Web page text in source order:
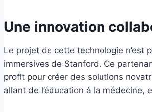
Une innovation
Le projet de cette technologie n’est
immersives de Stanford. Ce
profit pour créer des solutions
allant de l’éducation à la médecine,